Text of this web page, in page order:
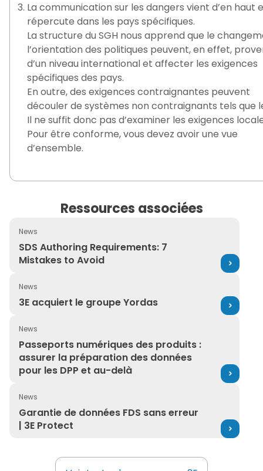
La communication sur les dangers vient d’en haut
répercute dans les pays spécifiques.
La structure du SGH nous apprend que le
l’orientation des politiques peuvent, en effet,
d’un niveau international et affecter les exigences
spécifiques des pays.
En outre, des exigences contraignantes peuvent
découler de systèmes non contraignants tels que
Il ne suffit donc pas d’examiner les exigences
Pour être conforme, vous devez avoir une vue
d’ensemble.
Ressources associées
News
SDS Authoring Requirements: 7
Mistakes to Avoid
SDS Authoring Requirements: 7 Mistakes to Avoid
News
3E acquiert le groupe Yordas
3E acquiert le groupe Yordas
News
Passeports numériques des produits :
assurer la préparation des données
pour les DPP et au-delà
Passeports numériques des produits : assurer la
News
Garantie de données FDS sans erreur
| 3E Protect
Garantie de données FDS sans erreur | 3E Protect